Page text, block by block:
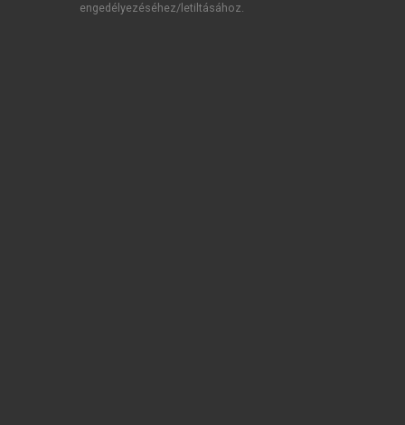
engedélyezéséhez/letiltásához.